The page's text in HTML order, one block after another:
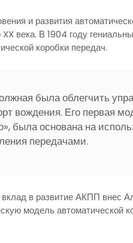
и развития
века. В 1904 году
коробки передач.
была облегчить
вождения. Его первая
была основана на
передачами.
в развитие АКПП внес
модель автоматической